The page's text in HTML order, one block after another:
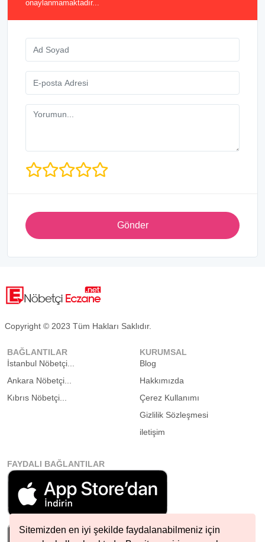
Sitemizden en iyi şekilde faydalanabilmeniz için
onaylanmamaktadır...
Gönder
Copyright © 2023 Tüm Hakları Saklıdır.
BAĞLANTILAR
İstanbul Nöbetçi...
Ankara Nöbetçi...
Kıbrıs Nöbetçi...
KURUMSAL
Blog
Hakkımızda
Çerez Kullanımı
Gizlilik Sözleşmesi
iletişim
FAYDALI BAĞLANTILAR